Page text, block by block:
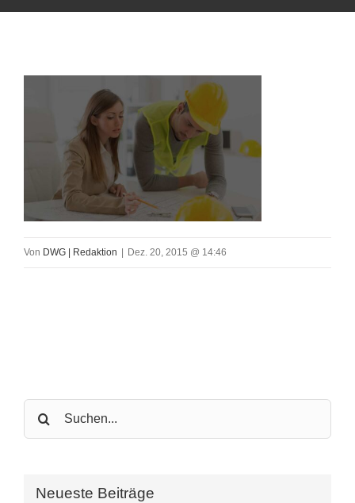
Von DWG | Redaktion Dez. 20, 2015 @ 14:46
Search
for:
Neueste Beiträge